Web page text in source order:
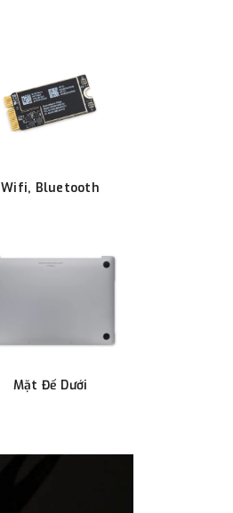
Wifi, Bluetooth
Mặt Đế Dưới